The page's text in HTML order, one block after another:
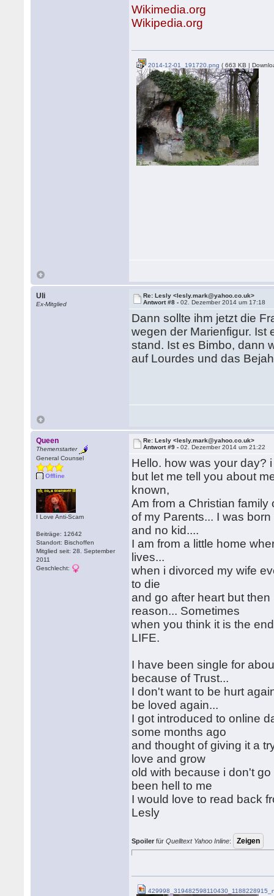
Wikimedia.org
Wikipedia.org
2014-12-01_191720.png ( 663 KB |
Uli
Ex-Mitglied
Re: Lesly <lesly.mark@yahoo.co.uk>
Antwort #8 -02. Dezember 2014 um 17:18
Dann sollte ihm jetzt die
wegen der Marienfigur. Ist
stand. Ist es Bimbo, dann
auf Lourdes und das
Queen
Themenstarter
General Counsel
Offline
I Love Anti-Scam
Beiträge: 12642
Standort: Bischoffen
Mitglied seit: 28. September
2011
Geschlecht:
Re: Lesly <lesly.mark@yahoo.co.uk>
Antwort #9 -02. Dezember 2014 um 21:22
Hello. how was your day?
but let me tell you about
known,
Am from a Christian
of my Parents... I was
and no kid....
I am from a little home
lives...
when i divorced my wife
to die
and go after heart but
reason... Sometimes
when you think it is the
LIFE.
I have been single for
because of Trust...
I don't want to be hurt
be loved again...
I got introduced to online
some months ago
and thought of giving it a
love and grow
old with because i don't
been hell to me
I would love to read back
Lesly
Spoiler fürQuelltext Yahoo Inline: